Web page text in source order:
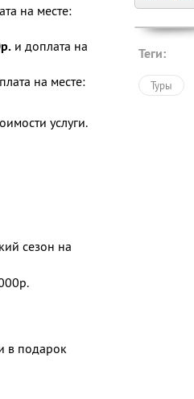
на месте:
и доплата на
на месте:
услуги.
сезон на
в подарок
Теги:
Туры